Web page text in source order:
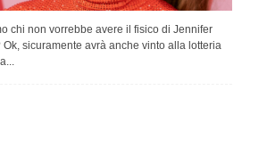
chi non vorrebbe avere il fisico di Jennifer
Ok, sicuramente avrà anche vinto alla lotteria